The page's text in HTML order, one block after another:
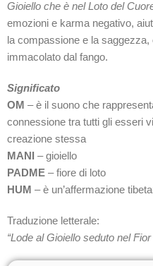
Gioiello che è nel Loto del
emozioni e karma negativo,
la compassione e la
immacolato dal fango.
Significato
OM – è il suono che
connessione tra tutti gli esseri
creazione stessa
MANI – gioiello
PADME – fiore di loto
HUM – è un’affermazione
Traduzione letterale:
“Lode al Gioiello seduto nel Fior